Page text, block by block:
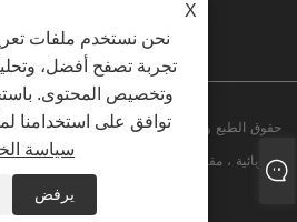
حقوق الطبع والنشر © 2021
الكهربائية ، مقبس البليت ، المكدس اليدوي ،
RSS
XML
X
نحن نستخدم ملفات
تجربة تصفح أفضل،
وتخصيص المحتوى.
توافق على استخدامنا
سياسة
يرفض